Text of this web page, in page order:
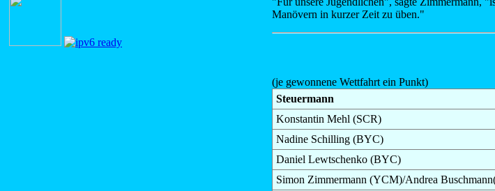
Manövern in kurzer Zeit zu üben."
(je gewonnene Wettfahrt ein Punkt)
Steuermann
Konstantin Mehl (SCR)
Nadine Schilling (BYC)
Daniel Lewtschenko (BYC)
Simon Zimmermann (YCM)/Andrea